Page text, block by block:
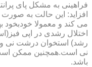
فراهینی به مشکل پای
افزاید: این حالت به
می کند و معمولا خودبخود
اختلال رشدی در اپی
رشد) استخوان درشت نی
نی است.همچنین ممکن
باشد.